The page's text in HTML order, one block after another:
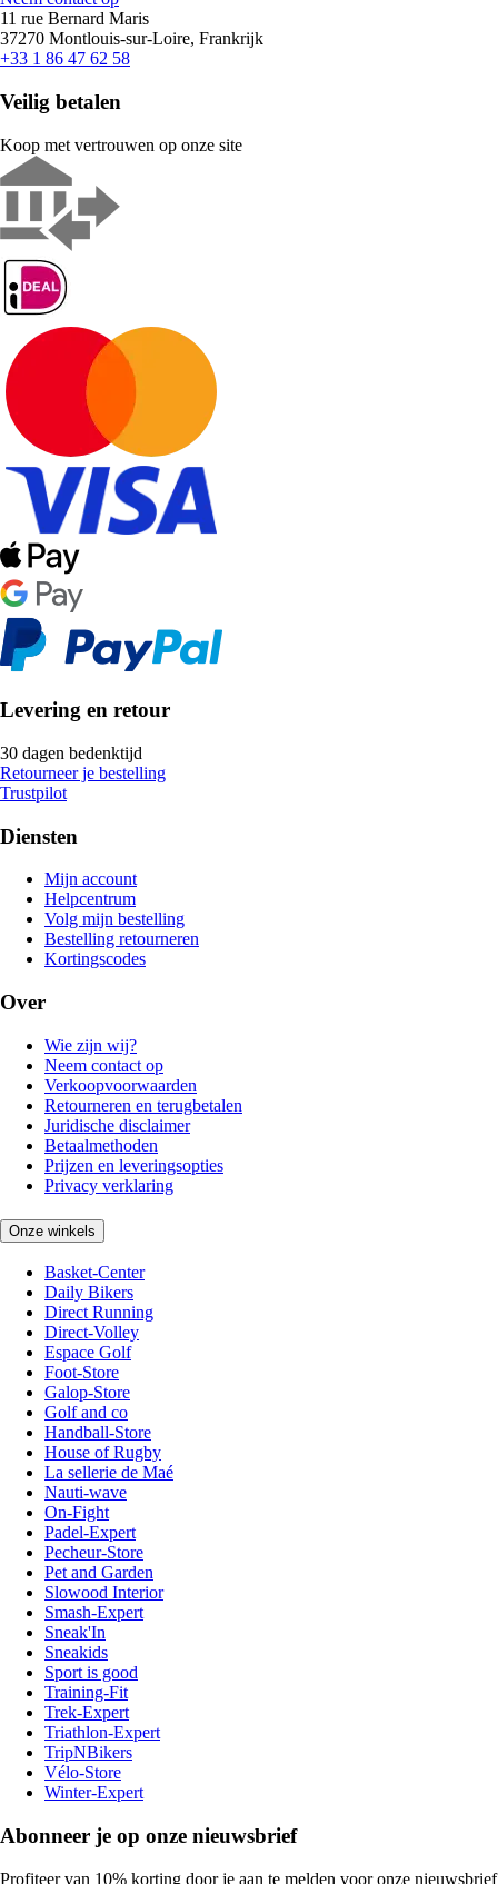
11 rue Bernard Maris
37270 Montlouis-sur-Loire, Frankrijk
+33 1 86 47 62 58
Veilig betalen
Koop met vertrouwen op onze site
Levering en retour
30 dagen bedenktijd
Retourneer je bestelling
Trustpilot
Diensten
Mijn account
Helpcentrum
Volg mijn bestelling
Bestelling retourneren
Kortingscodes
Over
Wie zijn wij?
Neem contact op
Verkoopvoorwaarden
Retourneren en terugbetalen
Juridische disclaimer
Betaalmethoden
Prijzen en leveringsopties
Privacy verklaring
Onze winkels
Basket-Center
Daily Bikers
Direct Running
Direct-Volley
Espace Golf
Foot-Store
Galop-Store
Golf and co
Handball-Store
House of Rugby
La sellerie de Maé
Nauti-wave
On-Fight
Padel-Expert
Pecheur-Store
Pet and Garden
Slowood Interior
Smash-Expert
Sneak'In
Sneakids
Sport is good
Training-Fit
Trek-Expert
Triathlon-Expert
TripNBikers
Vélo-Store
Winter-Expert
Abonneer je op onze nieuwsbrief
Profiteer van 10% korting door je aan te melden voor onze nieuwsbrief